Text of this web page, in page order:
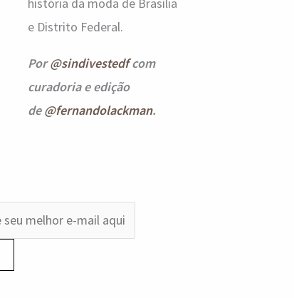
e Distrito Federal.
Por@sindivestedfcom
curadoria e edição
de@fernandolackman.